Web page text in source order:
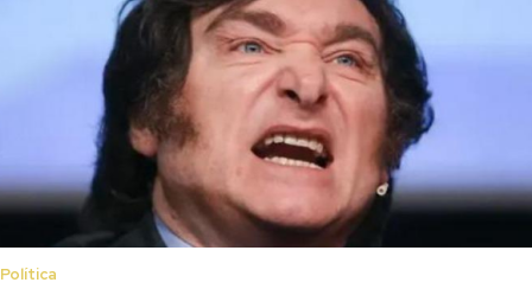
Política